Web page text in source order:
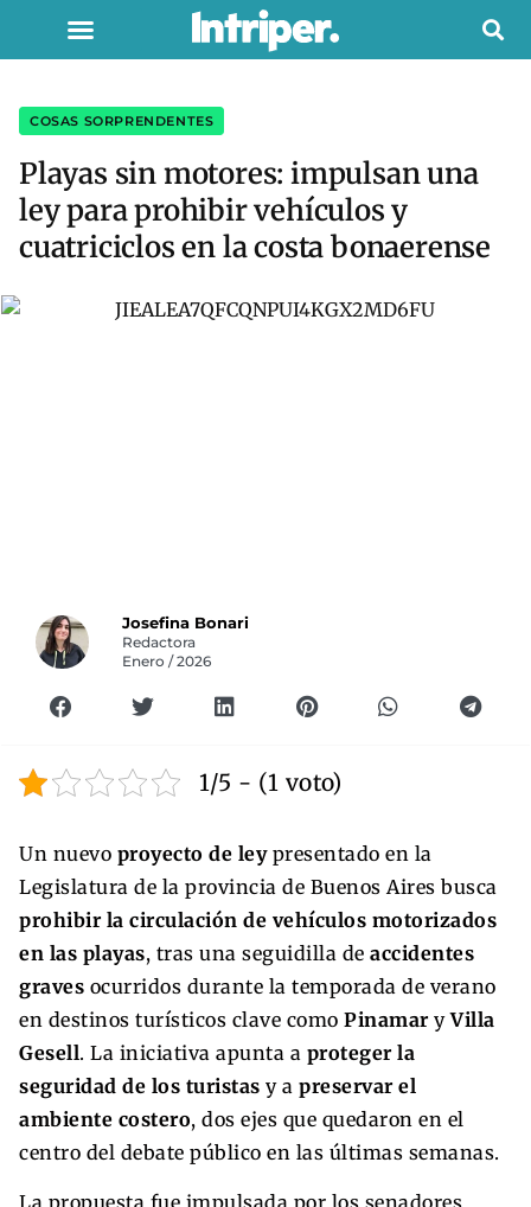
COSAS SORPRENDENTES
Playas sin motores: impulsan una
ley para prohibir vehículos y
cuatriciclos en la costa bonaerense
Josefina Bonari
Redactora
Enero / 2026
1/5 - (1 voto)
Un nuevo proyecto de leypresentado en la
Legislatura de la provincia de Buenos Aires busca
prohibir la circulación de vehículos motorizados
en las playas, tras una seguidilla de accidentes
graves ocurridos durante la temporada de verano
en destinos turísticos clave como PinamaryVilla
Gesell. La iniciativa apunta a proteger la
seguridad de los turistas y a preservar el
ambiente costero, dos ejes que quedaron en el
centro del debate público en las últimas semanas.
La propuesta fue impulsada por los senadores